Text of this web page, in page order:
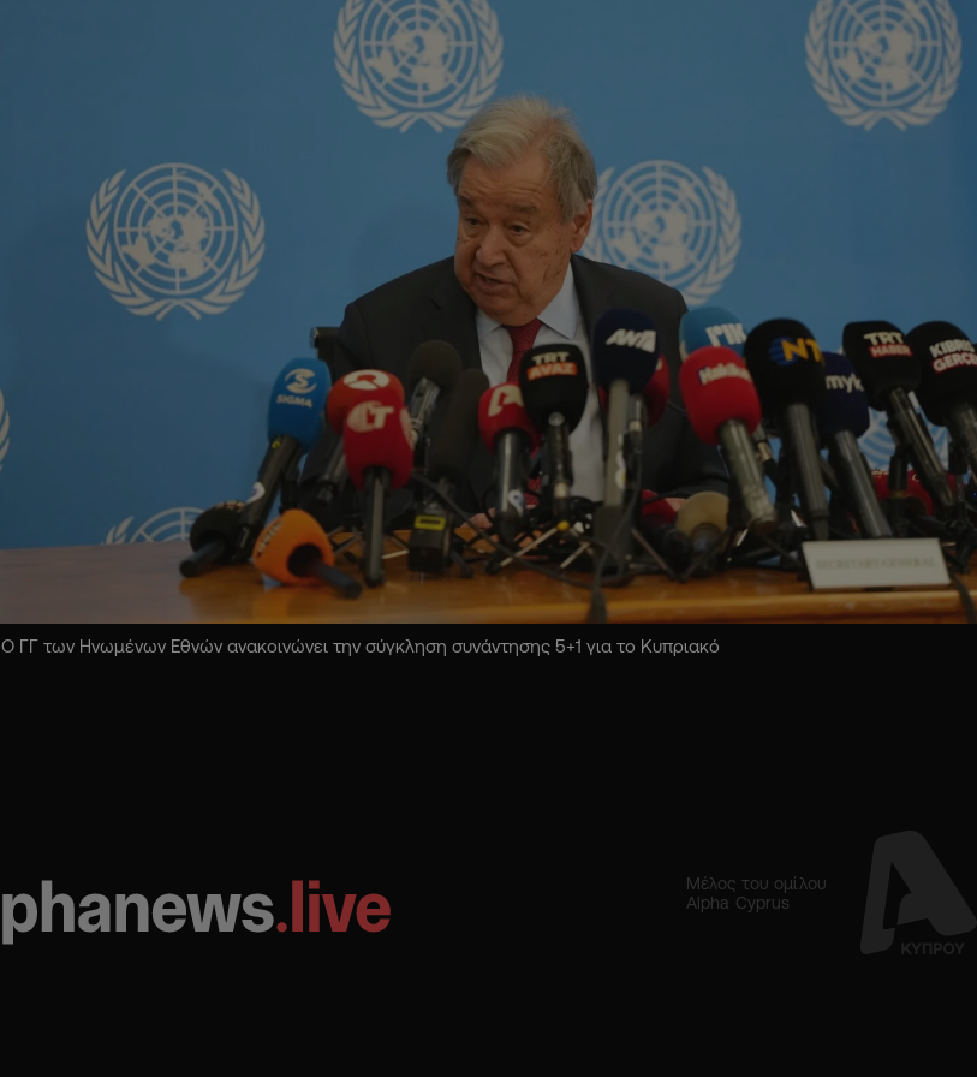
Ο ΓΓ των Ηνωμένων Εθνών ανακοινώνει την σύγκληση συνάντησης 5+1 για το Κυπριακό
Μέλος του ομίλου
Alpha Cyprus